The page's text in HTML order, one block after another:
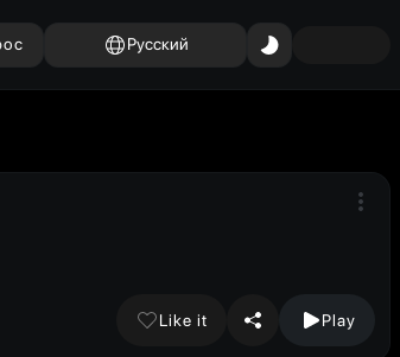
Русский
Like it Play